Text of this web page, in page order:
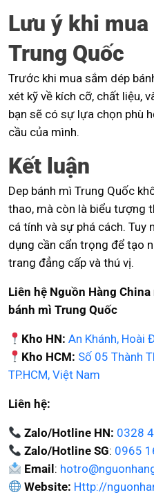
Lưu ý khi
Trung Quốc
Trước khi mua sắm dép
xét kỹ về kích cỡ, chất liệu,
bạn sẽ có sự lựa chọn phù
cầu của mình.
Kết luận
Dep bánh mì Trung Quốc
thao, mà còn là biểu tượng
cá tính và sự phá cách. Tuy
dụng cần cẩn trọng để tạo
trang đẳng cấp và thú vị.
Liên hệ Nguồn Hàng
bánh mì Trung Quốc
Kho HN: An Khánh, Hoài
Kho HCM: Số 05 Thành
TP.HCM, Việt Nam
Liên hệ:
Zalo/Hotline HN: 0328
Zalo/Hotline SG: 0965
Email :
Website: Http://